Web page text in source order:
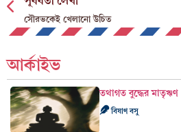
সৌরভকেই খেলানো উচিত
আর্কাইভ
তথাগত বুদ্ধের মাতৃঋণ
বিষাণ বসু